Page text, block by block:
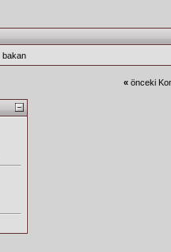
bakan
« önceki